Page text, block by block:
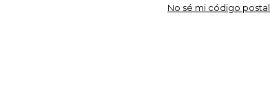
No sé mi código postal